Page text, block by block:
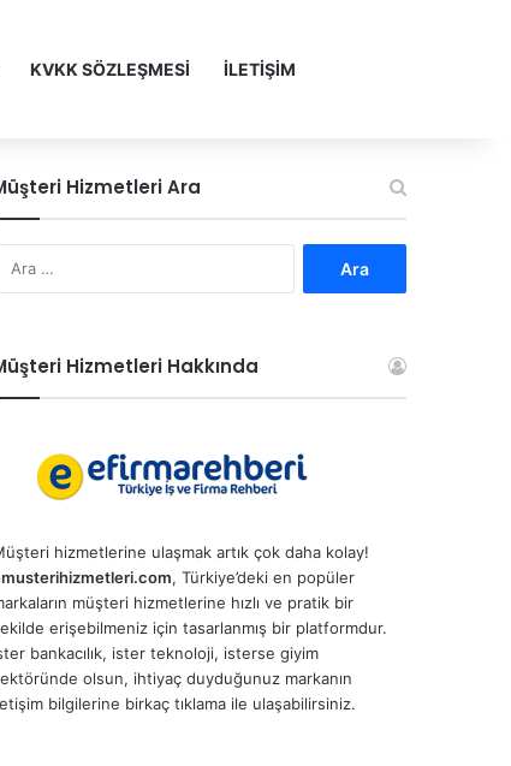
KVKK SÖZLEŞMESİ İLETİŞİM
Hizmetleri Ara
Hizmetleri Hakkında
hizmetlerine ulaşmak artık çok daha kolay!
, Türkiye’deki en popüler
müşteri hizmetlerine hızlı ve pratik bir
erişebilmeniz için tasarlanmış bir platformdur.
bankacılık, ister teknoloji, isterse giyim
olsun, ihtiyaç duyduğunuz markanın
bilgilerine birkaç tıklama ile ulaşabilirsiniz.